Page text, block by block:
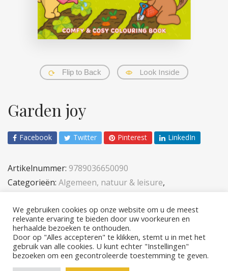
Flip to Back Look Inside
Garden joy
Facebook Twitter Pinterest LinkedIn
Artikelnummer: 9789036650090
Categorieën: Algemeen, natuur & leisure,
Copyright © 2026 Rebo Publishers
We gebruiken cookies op onze website om u de meest
relevante ervaring te bieden door uw voorkeuren en
herhaalde bezoeken te onthouden.
Door op "Alles accepteren" te klikken, stemt u in met het
gebruik van alle cookies. U kunt echter "Instellingen"
bezoeken om een ​​gecontroleerde toestemming te geven.